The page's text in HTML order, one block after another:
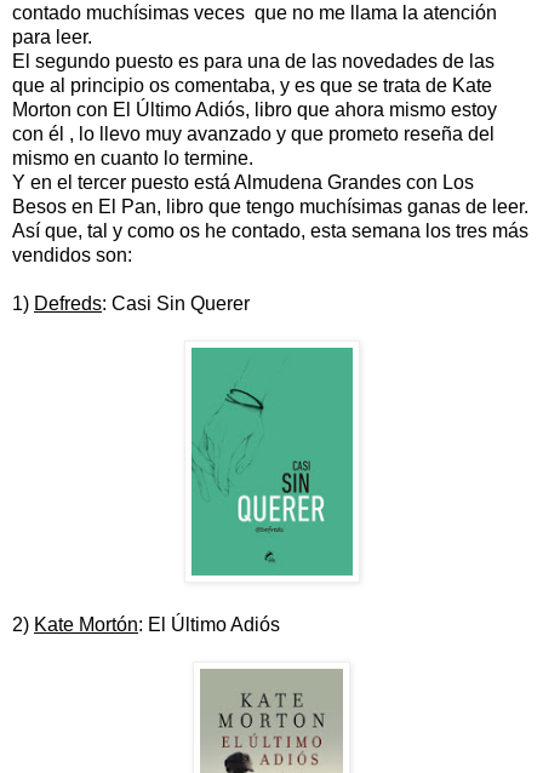
contado muchísimas veces que no me llama la atención
para leer.
El segundo puesto es para una de las novedades de las
que al principio os comentaba, y es que se trata de Kate
Morton con El Último Adiós, libro que ahora mismo estoy
con él , lo llevo muy avanzado y que prometo reseña del
mismo en cuanto lo termine.
Y en el tercer puesto está Almudena Grandes con Los
Besos en El Pan, libro que tengo muchísimas ganas de leer.
Así que, tal y como os he contado, esta semana los tres más
vendidos son:
1) Defreds: Casi Sin Querer
2) Kate Mortón: El Último Adiós